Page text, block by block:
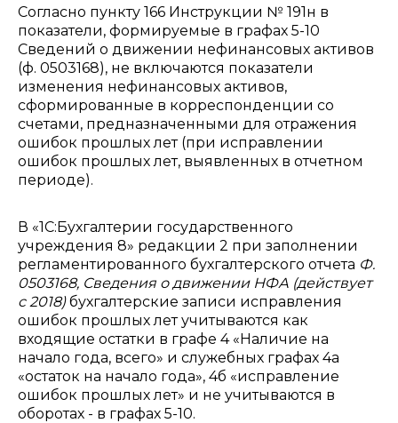
Согласно пункту 166 Инструкции № 191н в
показатели, формируемые в графах 5-10
Сведений о движении нефинансовых активов
(ф. 0503168), не включаются показатели
изменения нефинансовых активов,
сформированные в корреспонденции со
счетами, предназначенными для отражения
ошибок прошлых лет (при исправлении
ошибок прошлых лет, выявленных в отчетном
периоде).
В «1С:Бухгалтерии государственного
учреждения 8» редакции 2 при заполнении
регламентированного бухгалтерского отчета Ф.
0503168, Сведения о движении НФА (действует
с 2018)бухгалтерские записи исправления
ошибок прошлых лет учитываются как
входящие остатки в графе 4 «Наличие на
начало года, всего» и служебных графах 4а
«остаток на начало года», 4б «исправление
ошибок прошлых лет» и не учитываются в
оборотах - в графах 5-10.